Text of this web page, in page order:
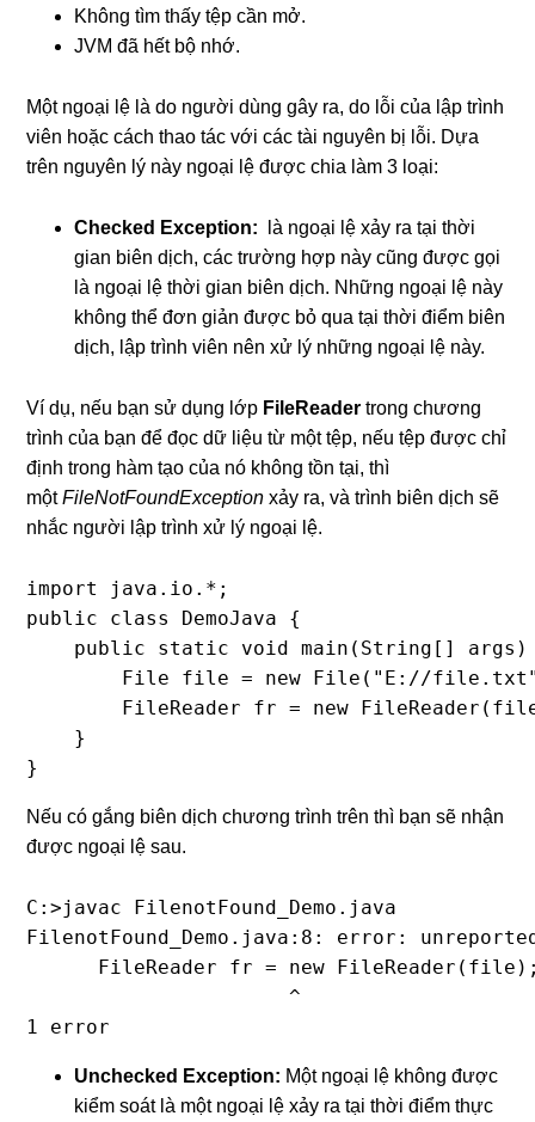
Không tìm thấy tệp cần mở.
JVM đã hết bộ nhớ.
Một ngoại lệ là do người dùng gây ra, do lỗi của lập trình
viên hoặc cách thao tác với các tài nguyên bị lỗi. Dựa
trên nguyên lý này ngoại lệ được chia làm 3 loại:
Checked Exception: là ngoại lệ xảy ra tại thời
gian biên dịch, các trường hợp này cũng được gọi
là ngoại lệ thời gian biên dịch. Những ngoại lệ này
không thể đơn giản được bỏ qua tại thời điểm biên
dịch, lập trình viên nên xử lý những ngoại lệ này.
Ví dụ, nếu bạn sử dụng lớp FileReader trong chương
trình của bạn để đọc dữ liệu từ một tệp, nếu tệp được chỉ
định trong hàm tạo của nó không tồn tại, thì
mộtFileNotFoundException xảy ra, và trình biên dịch sẽ
nhắc người lập trình xử lý ngoại lệ.
import java.io.*;
public class DemoJava {
public static void main(String[] args)
File file = new File("E://
FileReader fr = new
    }
}
Nếu có gắng biên dịch chương trình trên thì bạn sẽ nhận
được ngoại lệ sau.
C:>javac FilenotFound_Demo.java
FilenotFound_Demo.java:8: error:
FileReader fr = new
                      ^
1 error
Unchecked Exception: Một ngoại lệ không được
kiểm soát là một ngoại lệ xảy ra tại thời điểm thực